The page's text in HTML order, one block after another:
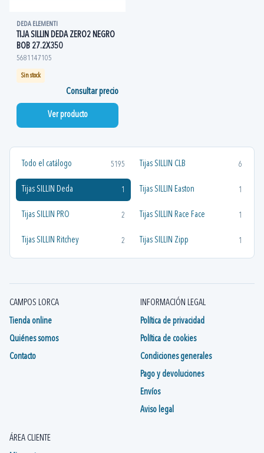
Todo el catálogo 5195 Tijas SILLIN CLB 6
Tijas SILLIN Deda 1 Tijas SILLIN Easton 1
Tijas SILLIN PRO 2 Tijas SILLIN Race Face 1
Tijas SILLIN Ritchey 2 Tijas SILLIN Zipp 1
DEDA ELEMENTI
TIJA SILLIN DEDA ZERO2 NEGRO
BOB 27.2X350
5681147105
Sin stock
Consultar precio
Ver producto
CAMPOS LORCA
Tienda online
Quiénes somos
Contacto
INFORMACIÓN LEGAL
Política de privacidad
Política de cookies
Condiciones generales
Pago y devoluciones
Envíos
Aviso legal
ÁREA CLIENTE